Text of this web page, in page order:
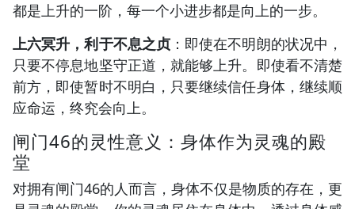
都是上升的一阶，每一个小进步都是向上的一步。
上六冥升，利于不息之贞 ：即使在不明朗的状况中，
只要不停息地坚守正道，就能够上升。即使看不清楚
前方，即使暂时不明白，只要继续信任身体，继续顺
应命运，终究会向上。
闸门46的灵性意义：身体作为灵魂的殿
堂
对拥有闸门46的人而言，身体不仅是物质的存在，更